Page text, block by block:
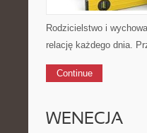
Rodzicielstwo i
relację każdego dnia.
Continue
WENECJA